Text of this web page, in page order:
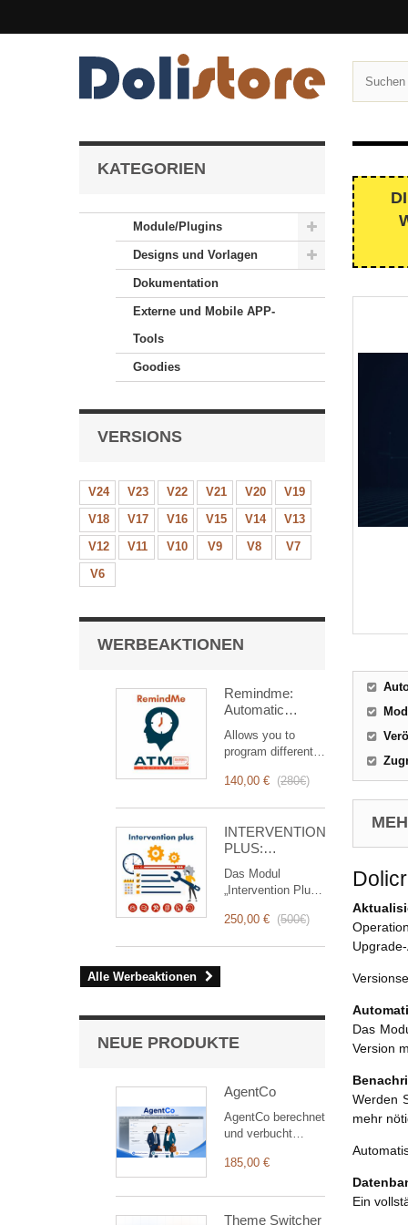
KATEGORIEN
Module/Plugins
Designs und Vorlagen
Dokumentation
Externe und Mobile APP-
Tools
Goodies
VERSIONS
V24 V23 V22 V21 V20
V19
V18
V17 V16 V15 V14
V13
V12
V11 V10 V9 V8
V7
V6
WERBEAKTIONEN
Remindme:
Automatic
event,
notification)
Allows you to
program different
based on a trigger.
140,00 € (280€)
INTERVENTION
PLUS:
Management
von
Interventionen
Das Modul
„Intervention Plus“
revolutionäres
vereinfacht und
optimiert. Es
Technikteams
entwickelt und
bietet eine
vollständige Suite
um eine
Überwachung
250,00 € (500€)
Alle Werbeaktionen
NEUE PRODUKTE
AgentCo
AgentCo berechnet
und verbucht
Provisionen Ihrer
für mehrere
Marken – flexible
185,00 €
Theme Switcher
Das
Version
Werden
mehr
Ein